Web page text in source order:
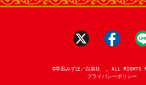
©草凪みずほ／白泉社 , ALL RIGHTS
プライバシーポリシー